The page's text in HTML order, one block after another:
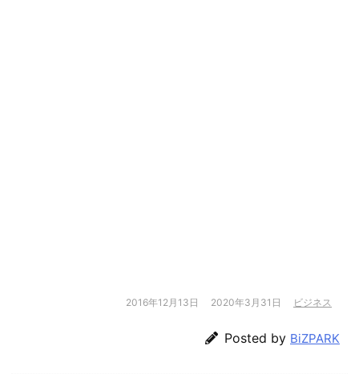
2016年12月13日 2020年3月31日 ビジネス
Posted by BiZPARK